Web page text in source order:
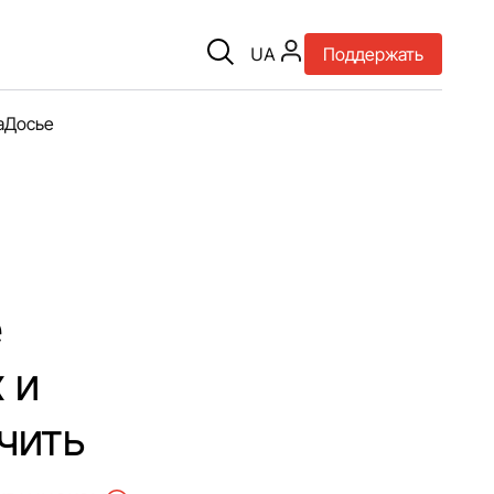
UA Поддержать
Досье
и